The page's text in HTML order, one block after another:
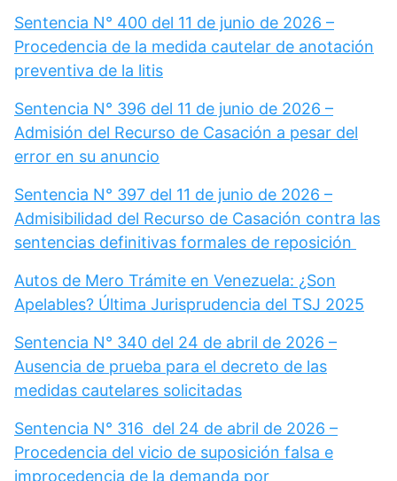
Sentencia N° 400 del 11 de junio de 2026 –
Procedencia de la medida cautelar de anotación
preventiva de la litis
Sentencia N° 396 del 11 de junio de 2026 –
Admisión del Recurso de Casación a pesar del
error en su anuncio
Sentencia N° 397 del 11 de junio de 2026 –
Admisibilidad del Recurso de Casación contra las
sentencias definitivas formales de reposición
Autos de Mero Trámite en Venezuela: ¿Son
Apelables? Última Jurisprudencia del TSJ 2025
Sentencia N° 340 del 24 de abril de 2026 –
Ausencia de prueba para el decreto de las
medidas cautelares solicitadas
Sentencia N° 316 del 24 de abril de 2026 –
Procedencia del vicio de suposición falsa e
improcedencia de la demanda por